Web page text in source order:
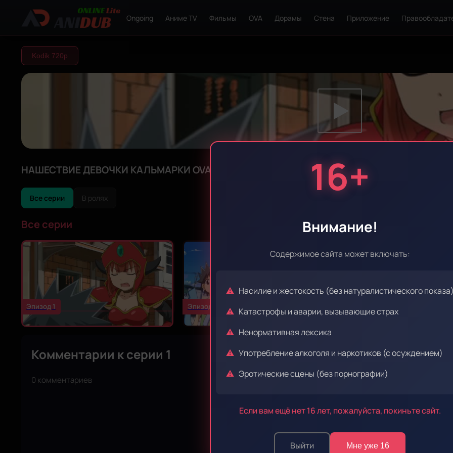
16+
Внимание!
Содержимое сайта может включать:
Насилие и жестокость (без натуралистического
Катастрофы и аварии, вызывающие страх
Ненормативная лексика
Употребление алкоголя и наркотиков (с осуждением)
Эротические сцены (без порнографии)
Если вам ещё нет 16 лет, пожалуйста, покиньте сайт.
Выйти Мне уже 16
Ongoing Аниме TV Фильмы OVA Дорамы Стена Приложение
Kodik 720р
НАШЕСТВИЕ ДЕВОЧКИ КАЛЬМАРКИ OVA - 1 СЕРИЯ
Все серии В ролях
Все серии
Эпизод 1 Эпизод 2
Комментарии к серии 1
0 комментариев
Войдите, чтобы оставлять комментарии